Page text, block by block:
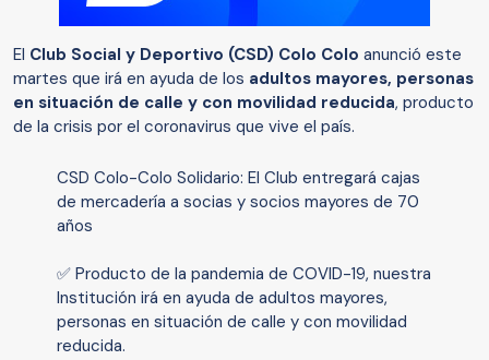
El Club Social y Deportivo (CSD) Colo Colo anunció este
martes que irá en ayuda de los adultos mayores, personas
en situación de calle y con movilidad reducida, producto
de la crisis por el coronavirus que vive el país.
CSD Colo-Colo Solidario: El Club entregará cajas
de mercadería a socias y socios mayores de 70
años
✅ Producto de la pandemia de COVID-19, nuestra
Institución irá en ayuda de adultos mayores,
personas en situación de calle y con movilidad
reducida.